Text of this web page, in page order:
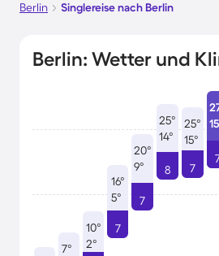
Berlin
Singlereise nach Berlin
Berlin: Wetter und
7°
10°
2°
16°
5°
7
20°
9°
7
25°
14°
8
25°
15°
7